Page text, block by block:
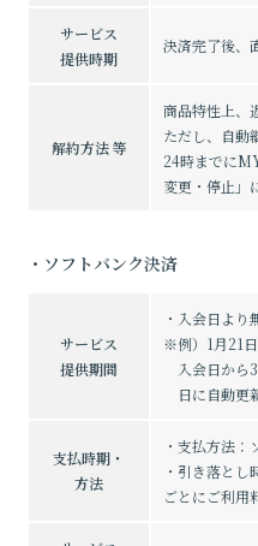
サービス
提供時期
決済完了後、
解約方法 等
商品特性上、
ただし、自動
24時までに
変更・停止」
・ソフトバンク決済
サービス
提供期間
・入会日よ
※例）1月21
入会日から
日に自動更
支払時期・
方法
・支払方法：
・引き落と
ごとにご利用